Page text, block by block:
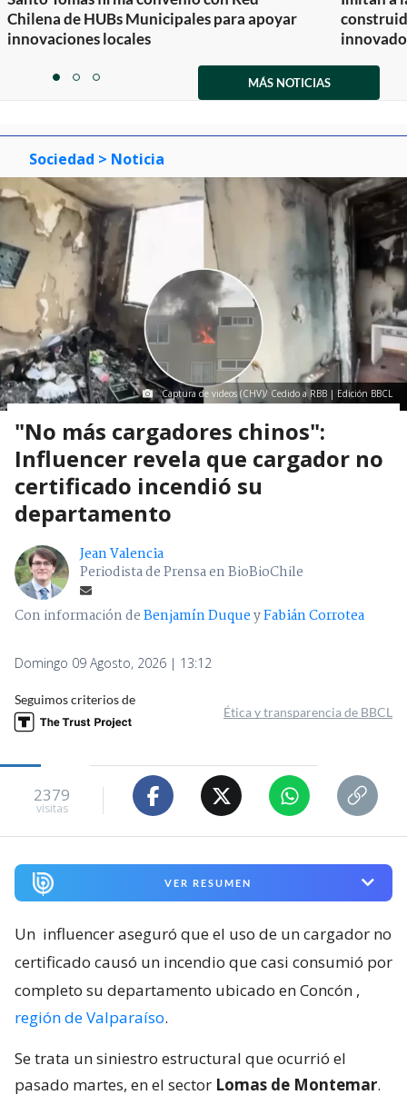
Chilena de HUBs Municipales para apoyar
innovaciones locales
itemitemitem
MÁS NOTICIAS
Sociedad > Noticia
Captura de videos (CHV)/ Cedido a RBB | Edición BBCL
"No más cargadores chinos":
Influencer revela que cargador no
certificado incendió su
departamento
Jean Valencia
Periodista de Prensa en BioBioChile
Con información deBenjamín DuqueyFabián Corrotea
Domingo 09 Agosto, 2026 | 13:12
Seguimos criterios de
Ética y transparencia de BBCL
2379
visitas
VER RESUMEN
Un influencer aseguró que el uso de un cargador no
certificado causó un incendio que casi consumió por
completo su departamento ubicado en Concón ,
región de Valparaíso.
Se trata un siniestro estructural que ocurrió el
pasado martes, en el sector Lomas de Montemar.